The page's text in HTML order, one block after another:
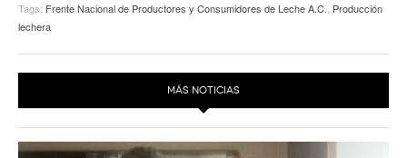
Tags: Frente Nacional de Productores y Consumidores de Leche A.C. Producción
lechera
MÁS NOTICIAS